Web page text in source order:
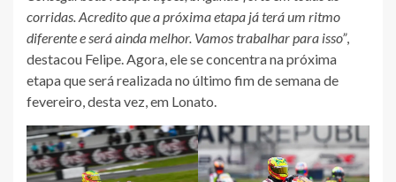
corridas. Acredito que a próxima etapa já terá um ritmo
diferente e será ainda melhor. Vamos trabalhar para isso”,
destacou Felipe. Agora, ele se concentra na próxima
etapa que será realizada no último fim de semana de
fevereiro, desta vez, em Lonato.